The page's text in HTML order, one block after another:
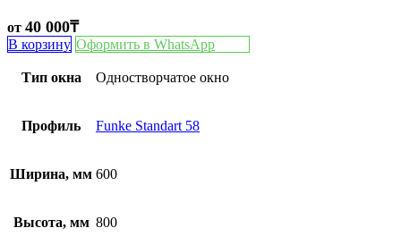
от 40 000₸
В корзину Оформить в WhatsApp
Тип окна Одностворчатое окно
Профиль Funke Standart 58
Ширина, мм 600
Высота, мм 800